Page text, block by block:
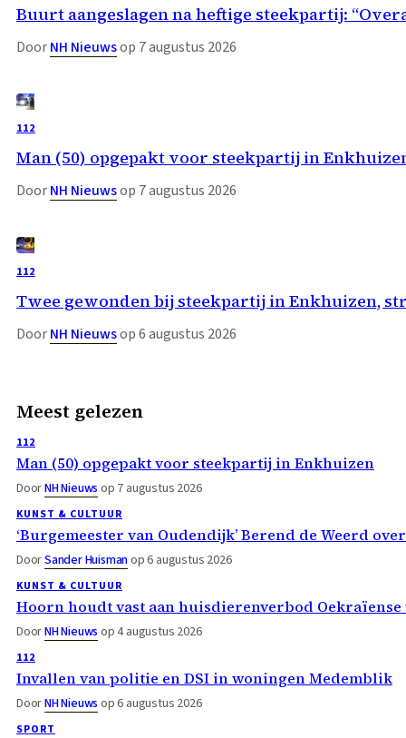
Buurt aangeslagen na heftige steekpartij:
DoorNH Nieuwsop 7 augustus 2026
112
Man (50) opgepakt voor steekpartij in
DoorNH Nieuwsop 7 augustus 2026
112
Twee gewonden bij steekpartij in Enkhuizen,
DoorNH Nieuwsop 6 augustus 2026
Meest gelezen
112
Man (50) opgepakt voor steekpartij in Enkhuizen
DoorNH Nieuws op 7 augustus 2026
KUNST & CULTUUR
‘Burgemeester van Oudendijk’ Berend de Weerd
DoorSander Huismanop 6 augustus 2026
KUNST & CULTUUR
Hoorn houdt vast aan huisdierenverbod
DoorNH Nieuws op 4 augustus 2026
112
Invallen van politie en DSI in woningen Medemblik
DoorNH Nieuws op 6 augustus 2026
SPORT